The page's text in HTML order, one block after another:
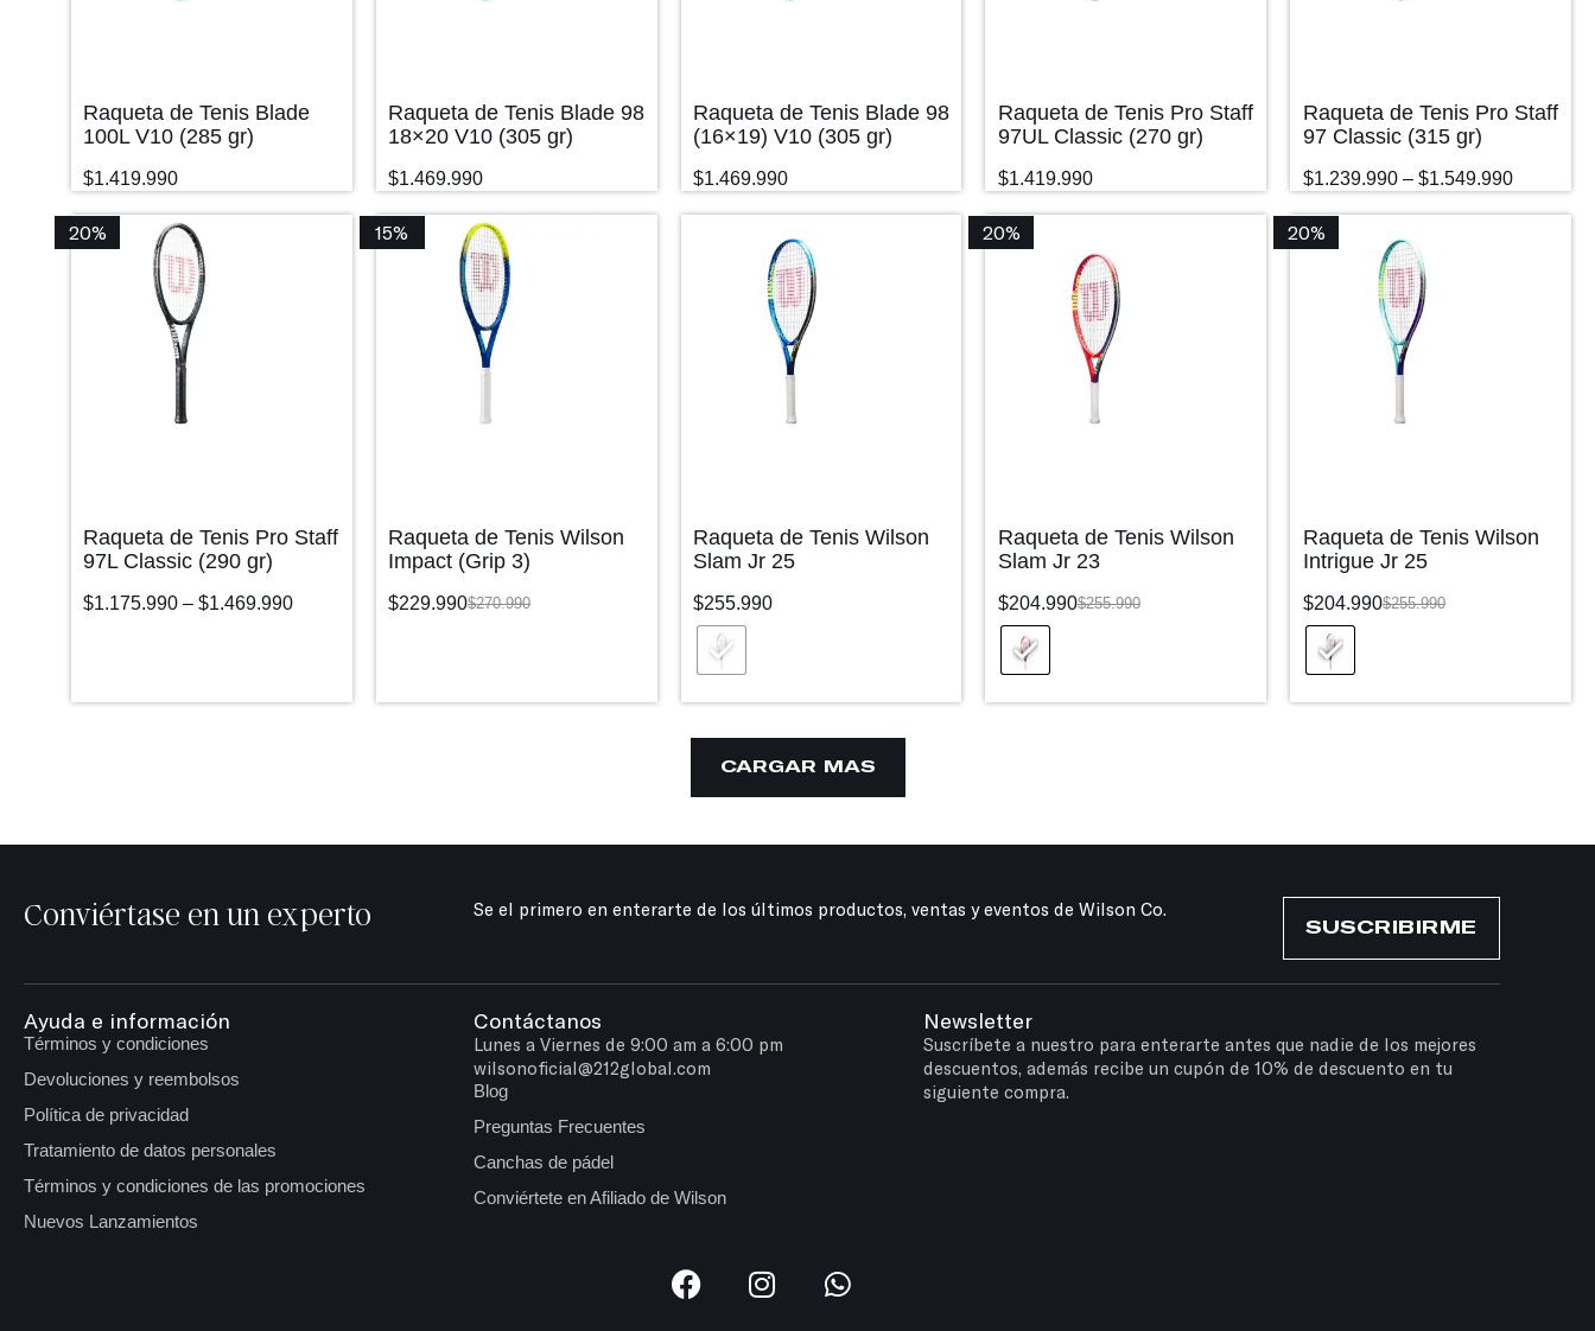
Raqueta de Tenis Blade
100L V10 (285 gr)
$1.419.990
Raqueta de Tenis Blade 98
18×20 V10 (305 gr)
$1.469.990
Raqueta de Tenis Blade 98
(16×19) V10 (305 gr)
$1.469.990
Raqueta de Tenis Pro Staff
97UL Classic (270 gr)
$1.419.990
Raqueta de Tenis Pro Staff
97 Classic (315 gr)
$1.239.990 – $1.549.990
20%
Raqueta de Tenis Pro Staff
97L Classic (290 gr)
$1.175.990 – $1.469.990
15%
Raqueta de Tenis Wilson
Impact (Grip 3)
$270.990
$229.990
Raqueta de Tenis Wilson
Slam Jr 25
$255.990
20%
Raqueta de Tenis Wilson
Slam Jr 23
$255.990
$204.990
20%
Raqueta de Tenis Wilson
Intrigue Jr 25
$255.990
$204.990
CARGAR MÁS
Conviértase en un experto Se el primero en enterarte de los últimos productos, ventas y eventos de Wilson Co.
SUSCRIBIRME
Ayuda e información
Términos y condiciones
Devoluciones y reembolsos
Política de privacidad
Tratamiento de datos personales
Términos y condiciones de las promociones
Nuevos Lanzamientos
Contáctanos
Lunes a Viernes de 9:00 am a 6:00 pm
wilsonoficial@212global.com
Blog
Preguntas Frecuentes
Canchas de pádel
Conviértete en Afiliado de Wilson
Newsletter
Suscríbete a nuestro para enterarte antes que nadie de los mejores
descuentos, además recibe un cupón de 10% de descuento en tu
siguiente compra.